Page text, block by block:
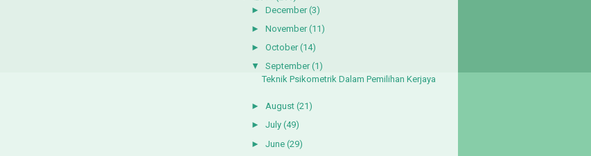
► December (3)
► November (11)
► October (14)
▼
September (1)
Teknik Psikometrik Dalam Pemilihan Kerjaya
► August (21)
► July (49)
► June (29)